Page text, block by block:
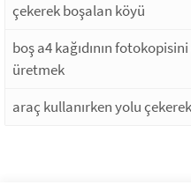
çekerek boşalan köyü
boş a4 kağıdının
üretmek
araç kullanırken yolu